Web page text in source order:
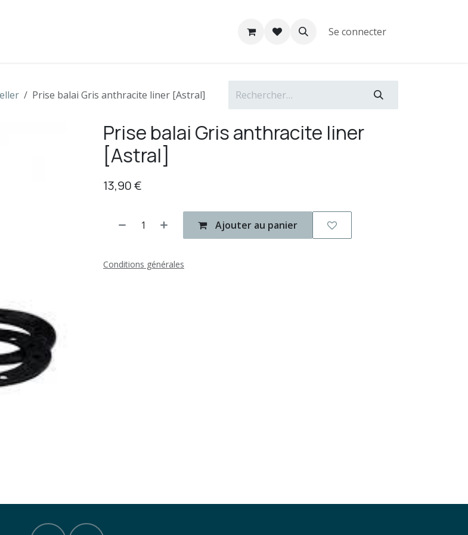
Se connecter
Prise balai Gris anthracite liner [Astral]
Prise balai Gris anthracite liner
[Astral]
13,90€
Ajouter au panier
Conditions générales